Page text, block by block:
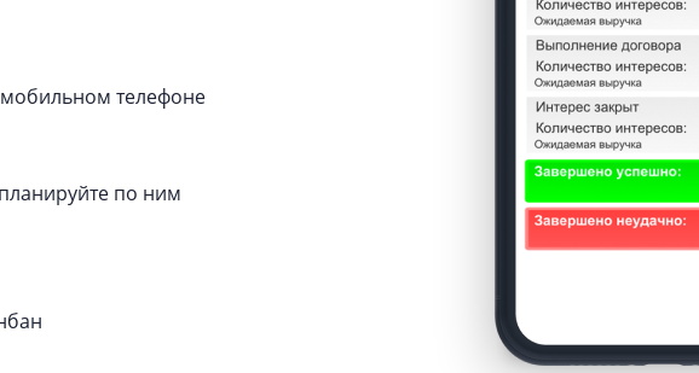
телефоне
по ним